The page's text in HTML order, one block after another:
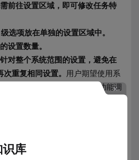
前往设置区域，即可修改任务特
选项放在单独的设置区域中。
设置数量。
对整个系统范围的设置，避免在
重复相同设置。 用户期望使用系
来管理全局选项，例如辅助功能调
在以下两个方面给用户带来不一致
：首先，这会让用户误以为针对整
可能不会应用于当前 App；其次，
识库